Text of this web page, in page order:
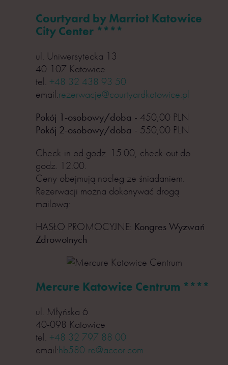
Courtyard by Marriot Katowice
City Center ****
ul. Uniwersytecka 13
40-107 Katowice
tel. +48 32 438 93 50
email:rezerwacje@courtyardkatowice.pl
Pokój 1-osobowy/doba - 450,00 PLN
Pokój 2-osobowy/doba - 550,00 PLN
Check-in od godz. 15.00, check-out do
godz. 12.00.
Ceny obejmują nocleg ze śniadaniem.
Rezerwacji można dokonywać drogą
mailową:
HASŁO PROMOCYJNE: Kongres Wyzwań
Zdrowotnych
Mercure Katowice Centrum ****
ul. Młyńska 6
40-098 Katowice
tel. +48 32 797 88 00
email:hb580-re@accor.com